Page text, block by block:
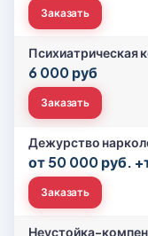
Заказать
Психиатрическая
6 000 руб
Заказать
Дежурство
от 50 000 руб.
Заказать
Неустойка-